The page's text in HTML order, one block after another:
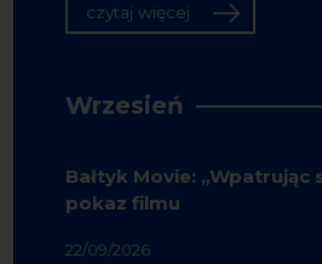
czytaj więcej
Wrzesień
Bałtyk Movie: „Wpatrując
pokaz filmu
22/09/2026